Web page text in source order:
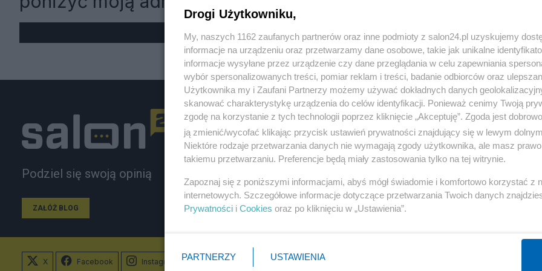
« WRÓĆ DO NOTKI
Podziel się swoją opinią
ZAŁÓŻ BLOG
Polityka
PiS
Rząd
NATO
KO
Gospodarka
Biznes
Pieniądze
Inwestycje
Podatki
X Facebook Instagram
Drogi Użytkowniku,
My, naszych 1162 zaufanych partnerów oraz inne podmioty z salon24.pl uzyskujemy
informacje na urządzeniu oraz przetwarzamy dane osobowe, takie jak unikalne
informacje wysyłane przez urządzenie czy dane przeglądania w celu zapewniania
wybór spersonalizowanych treści, pomiar reklam i treści, badanie odbiorców oraz
Użytkownika my i Zaufani Partnerzy możemy używać dokładnych danych
skanować charakterystykę urządzenia do celów identyfikacji. Ponieważ cenimy Twoją
zgodę na korzystanie z tych technologii poprzez kliknięcie „Akceptuję”. Zgoda jest
ją zmienić/wycofać klikając przycisk ustawień prywatności znajdujący się w lewym
Niektóre rodzaje przetwarzania danych nie wymagają zgody użytkownika, ale masz
takiemu przetwarzaniu. Preferencje będą miały zastosowania tylko na tej witrynie.
Zapoznaj się z poniższymi informacjami, abyś mógł świadomie i komfortowo korzystać z
internetowych. Szczegółowe informacje dotyczące przetwarzania Twoich danych
Prywatności i Cookies oraz po kliknięciu w „Ustawienia”.
PARTNERZY USTAWIENIA